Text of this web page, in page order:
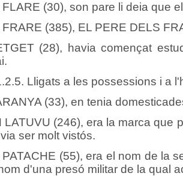
FLARE (30), son pare li deia que
FRARE (385), EL PERE DELS
(28), havia començat
Lligats a les possessions i a
(33), en tenia
LATUVU (246), era la marca que
ser molt vistós.
PATACHE (55), era el nom de la
d'una presó militar de la qual